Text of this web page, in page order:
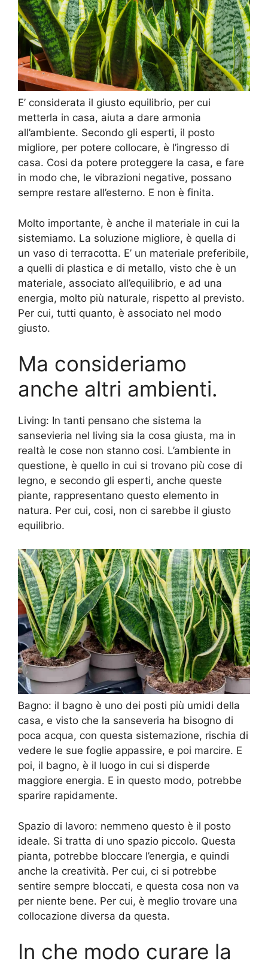
E’ considerata il giusto equilibrio, per cui
metterla in casa, aiuta a dare armonia
all’ambiente. Secondo gli esperti, il posto
migliore, per potere collocare, è l’ingresso di
casa. Cosi da potere proteggere la casa, e fare
in modo che, le vibrazioni negative, possano
sempre restare all’esterno. E non è finita.
Molto importante, è anche il materiale in cui la
sistemiamo. La soluzione migliore, è quella di
un vaso di terracotta. E’ un materiale preferibile,
a quelli di plastica e di metallo, visto che è un
materiale, associato all’equilibrio, e ad una
energia, molto più naturale, rispetto al previsto.
Per cui, tutti quanto, è associato nel modo
giusto.
Ma consideriamo
anche altri ambienti.
Living: In tanti pensano che sistema la
sansevieria nel living sia la cosa giusta, ma in
realtà le cose non stanno cosi. L’ambiente in
questione, è quello in cui si trovano più cose di
legno, e secondo gli esperti, anche queste
piante, rappresentano questo elemento in
natura. Per cui, cosi, non ci sarebbe il giusto
equilibrio.
Bagno: il bagno è uno dei posti più umidi della
casa, e visto che la sanseveria ha bisogno di
poca acqua, con questa sistemazione, rischia di
vedere le sue foglie appassire, e poi marcire. E
poi, il bagno, è il luogo in cui si disperde
maggiore energia. E in questo modo, potrebbe
sparire rapidamente.
Spazio di lavoro: nemmeno questo è il posto
ideale. Si tratta di uno spazio piccolo. Questa
pianta, potrebbe bloccare l’energia, e quindi
anche la creatività. Per cui, ci si potrebbe
sentire sempre bloccati, e questa cosa non va
per niente bene. Per cui, è meglio trovare una
collocazione diversa da questa.
In che modo curare la